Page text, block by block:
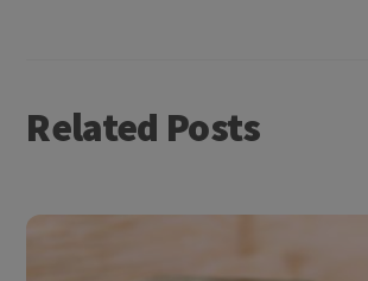
Related Posts